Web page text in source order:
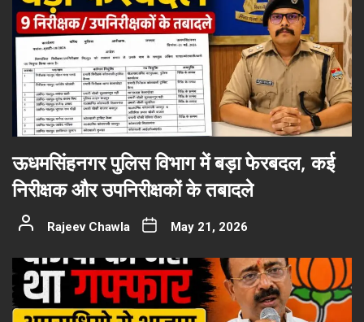
ऊधमसिंहनगर पुलिस विभाग में बड़ा फेरबदल, कई
निरीक्षक और उपनिरीक्षकों के तबादले
Rajeev Chawla May 21, 2026